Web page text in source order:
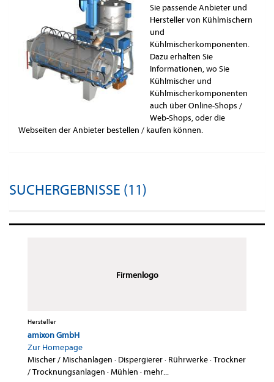
Sie passende Anbieter und
Hersteller von Kühlmischern
und
Kühlmischerkomponenten.
Dazu erhalten Sie
Informationen, wo Sie
Kühlmischer und
Kühlmischerkomponenten
auch über Online-Shops /
Web-Shops, oder die
Webseiten der Anbieter bestellen / kaufen können.
SUCHERGEBNISSE (11)
Firmenlogo
Hersteller
amixon GmbH
Zur Homepage
Mischer / Mischanlagen · Dispergierer· Rührwerke·Trockner
/ Trocknungsanlagen ·Mühlen · mehr...